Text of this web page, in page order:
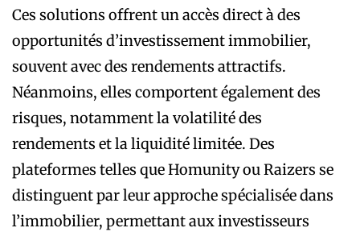
Ces solutions offrent un accès direct à des
opportunités d’investissement immobilier,
souvent avec des rendements attractifs.
Néanmoins, elles comportent également des
risques, notamment la volatilité des
rendements et la liquidité limitée. Des
plateformes telles que Homunity ou Raizers se
distinguent par leur approche spécialisée dans
l’immobilier, permettant aux investisseurs